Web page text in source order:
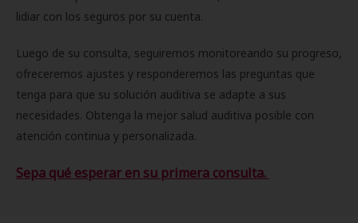
lidiar con los seguros por su cuenta.
Luego de su consulta, seguiremos monitoreando su progreso,
ofreceremos ajustes y responderemos las preguntas que
tenga para que su solución auditiva se adapte a sus
necesidades. Obtenga la mejor salud auditiva posible con
atención continua y personalizada.
Sepa qué esperar en su primera consulta.